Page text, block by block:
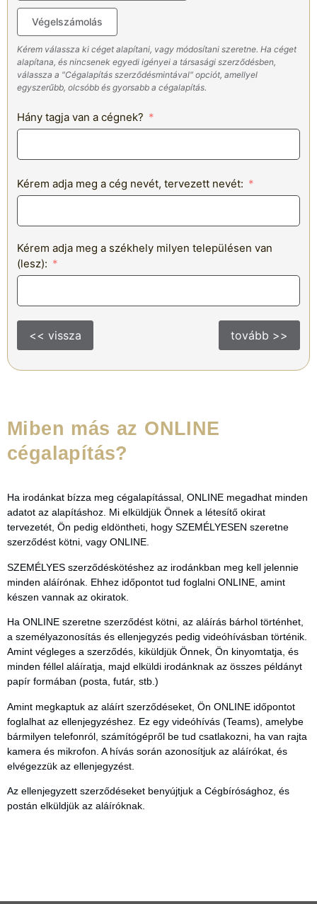
Végelszámolás
Kérem válassza ki céget alapítani, vagy módosítani szeretne. Ha céget
alapítana, és nincsenek egyedi igényei a társasági szerződésben,
válassza a "Cégalapítás szerződésmintával" opciót, amellyel
egyszerűbb, olcsóbb és gyorsabb a cégalapítás.
Hány tagja van a cégnek?
Kérem adja meg a cég nevét, tervezett nevét:
Kérem adja meg a székhely milyen településen van
(lesz):
<< vissza tovább >>
Miben más az ONLINE
cégalapítás?
Ha irodánkat bízza meg cégalapítással, ONLINE megadhat minden
adatot az alapításhoz. Mi elküldjük Önnek a létesítő okirat
tervezetét, Ön pedig eldöntheti, hogy SZEMÉLYESEN szeretne
szerződést kötni, vagy ONLINE.
SZEMÉLYES szerződéskötéshez az irodánkban meg kell jelennie
minden aláírónak. Ehhez időpontot tud foglalni ONLINE, amint
készen vannak az okiratok.
Ha ONLINE szeretne szerződést kötni, az aláírás bárhol történhet,
a személyazonosítás és ellenjegyzés pedig videóhívásban történik.
Amint végleges a szerződés, kiküldjük Önnek, Ön kinyomtatja, és
minden féllel aláíratja, majd elküldi irodánknak az összes példányt
papír formában (posta, futár, stb.)
Amint megkaptuk az aláírt szerződéseket, Ön ONLINE időpontot
foglalhat az ellenjegyzéshez. Ez egy videóhívás (Teams), amelybe
bármilyen telefonról, számítógépről be tud csatlakozni, ha van rajta
kamera és mikrofon. A hívás során azonosítjuk az aláírókat, és
elvégezzük az ellenjegyzést.
Az ellenjegyzett szerződéseket benyújtjuk a Cégbírósághoz, és
postán elküldjük az aláíróknak.